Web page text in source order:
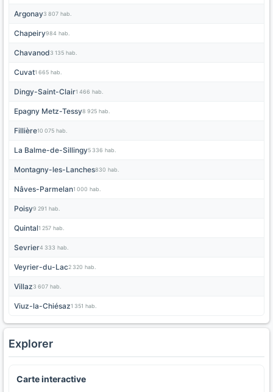
Argonay3 807 hab.
Chapeiry984 hab.
Chavanod3 135 hab.
Cuvat1 665 hab.
Dingy-Saint-Clair1 466 hab.
Epagny Metz-Tessy8 925 hab.
Fillière10 075 hab.
La Balme-de-Sillingy5 336 hab.
Montagny-les-Lanches830 hab.
Nâves-Parmelan1 000 hab.
Poisy9 291 hab.
Quintal1 257 hab.
Sevrier4 333 hab.
Veyrier-du-Lac2 320 hab.
Villaz3 607 hab.
Viuz-la-Chiésaz1 351 hab.
Explorer
Carte interactive